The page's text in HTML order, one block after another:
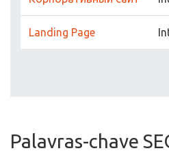
Landing Page
Palavras-chave